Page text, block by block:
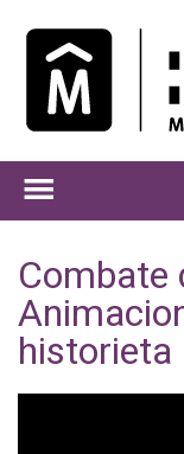
Combate
historieta